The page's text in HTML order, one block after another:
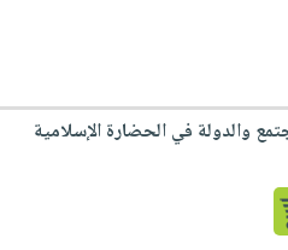
والدولة في الحضارة الإسلامية